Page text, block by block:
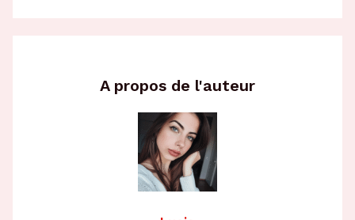
A propos de l'auteur